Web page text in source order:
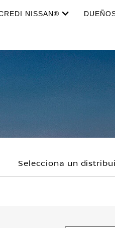
NISSAN®
Selecciona un